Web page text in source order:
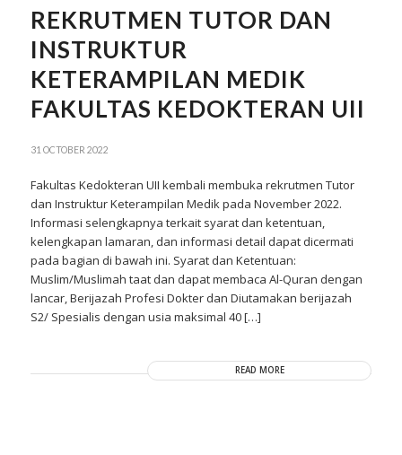
REKRUTMEN TUTOR DAN
INSTRUKTUR
KETERAMPILAN MEDIK
FAKULTAS KEDOKTERAN UII
31 OCTOBER 2022
Fakultas Kedokteran UII kembali membuka rekrutmen Tutor
dan Instruktur Keterampilan Medik pada November 2022.
Informasi selengkapnya terkait syarat dan ketentuan,
kelengkapan lamaran, dan informasi detail dapat dicermati
pada bagian di bawah ini. Syarat dan Ketentuan:
Muslim/Muslimah taat dan dapat membaca Al-Quran dengan
lancar, Berijazah Profesi Dokter dan Diutamakan berijazah
S2/ Spesialis dengan usia maksimal 40 […]
READ MORE